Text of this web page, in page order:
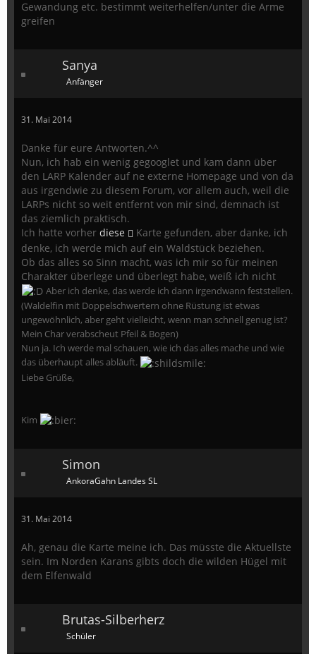
Gewandung etc. bestimmt weiterhelfen/unter die Arme
greifen
Sanya
Anfänger
31. Mai 2014
Danke für eure Antworten.^^
Nun, ich hab ein wenig gegooglet und kam dann über
den LARP Kalender auf ne externe Homepage und von da
aus irgendwie zu diesem Forum, vor allem auch, weil die
LARPs nicht so weit entfernt von mir sind, demnach ist
das ziemlich praktisch.
Ich hatte vorher diese
Karte gefunden, aber danke, ich
denke, ich werde mich auf ein Waldstück beziehen.
Ob das alles so Sinn macht, was ich mir so für meinen
Charakter überlege und überlegt habe, weiß ich nicht
Aber ich denke, das werde ich dann irgendwann feststellen.
(Waldelfin mit Doppelschwertern ohne Rüstung ist etwas
ungewöhnlich, aber geht vielleicht, wenn man schnell genug ist?
Mein Char verabscheut Pfeil & Bogen)
Nun ja. Ich werde mal schauen, wie ich das alles mache und wie
das überhaupt alles abläuft.
Liebe Grüße,
Kim
Simon
AnkoraGahn Landes SL
31. Mai 2014
Ah, genau die Karte meine ich. Das müsste die Aktuellste
sein. Im Norden Karans gibts doch die wilden Hügel mit
dem Elfenwald
Brutas-Silberherz
Schüler